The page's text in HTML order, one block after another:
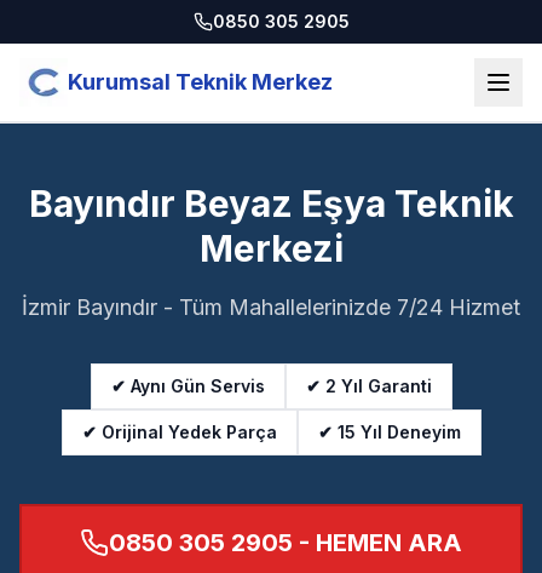
0850 305 2905
Kurumsal Teknik Merkez
Bayındır Beyaz Eşya Teknik
Merkezi
İzmir Bayındır - Tüm Mahallelerinizde 7/24 Hizmet
✔ Aynı Gün Servis ✔ 2 Yıl Garanti
✔ Orijinal Yedek Parça ✔ 15 Yıl Deneyim
0850 305 2905 - HEMEN ARA